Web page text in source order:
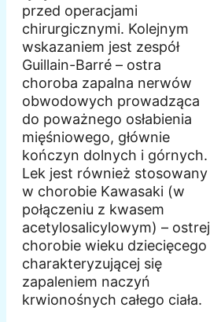
przed operacjami
chirurgicznymi. Kolejnym
wskazaniem jest zespół
Guillain-Barré – ostra
choroba zapalna nerwów
obwodowych prowadząca
do poważnego osłabienia
mięśniowego, głównie
kończyn dolnych i górnych.
Lek jest również stosowany
w chorobie Kawasaki (w
połączeniu z kwasem
acetylosalicylowym) – ostrej
chorobie wieku dziecięcego
charakteryzującej się
zapaleniem naczyń
krwionośnych całego ciała.